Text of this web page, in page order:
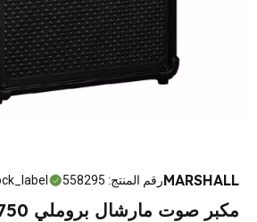
MARSHALLرقم المنتج:
558295
مكبر صوت مارشال بروملي 750 للحفلات - أسود